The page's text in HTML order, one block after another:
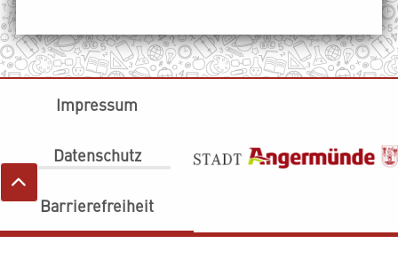
Impressum
Datenschutz
Barrierefreiheit